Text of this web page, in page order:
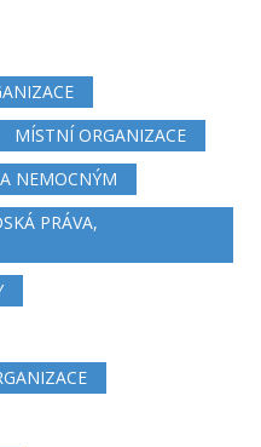
MÍSTNÍ ORGANIZACE
NEMOCNÝM
PRÁVA,